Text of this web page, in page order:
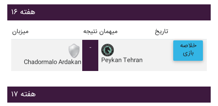
هفته ۱۶
میزبان نتیجه میهمان تاریخ
Chadormalo Ardakan
-
Peykan Tehran
خلاصه
بازی
هفته ۱۷